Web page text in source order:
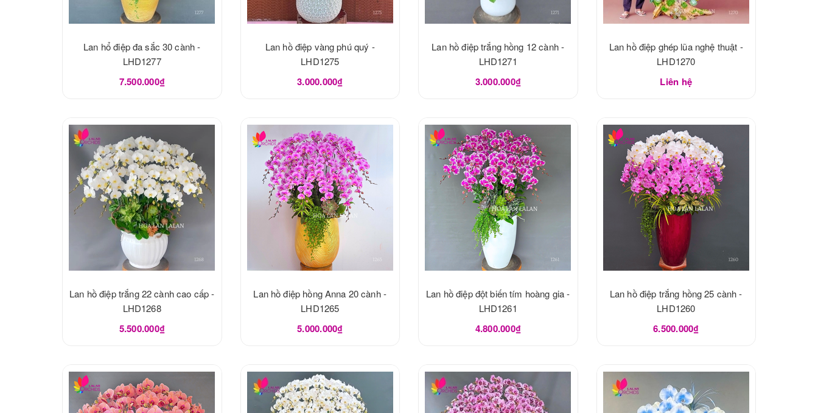
Lan hổ điệp đa sắc 30 cành -
LHD1277
7.500.000₫
Lan hồ điệp vàng phú quý -
LHD1275
3.000.000₫
Lan hồ điệp trắng hồng 12 cành -
LHD1271
3.000.000₫
Lan hồ điệp ghép lũa nghệ thuật -
LHD1270
Liên hệ
Lan hồ điệp trắng 22 cành cao cấp -
LHD1268
5.500.000₫
Lan hồ điệp hồng Anna 20 cành -
LHD1265
5.000.000₫
Lan hồ điệp đột biến tím hoàng gia -
LHD1261
4.800.000₫
Lan hồ điệp trắng hồng 25 cành -
LHD1260
6.500.000₫